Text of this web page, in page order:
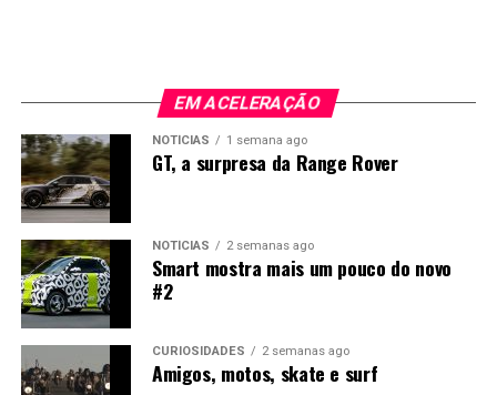
EM ACELERAÇÃO
NOTÍCIAS 1 semana ago
GT, a surpresa da Range Rover
NOTÍCIAS 2 semanas ago
Smart mostra mais um pouco do novo
#2
CURIOSIDADES 2 semanas ago
Amigos, motos, skate e surf